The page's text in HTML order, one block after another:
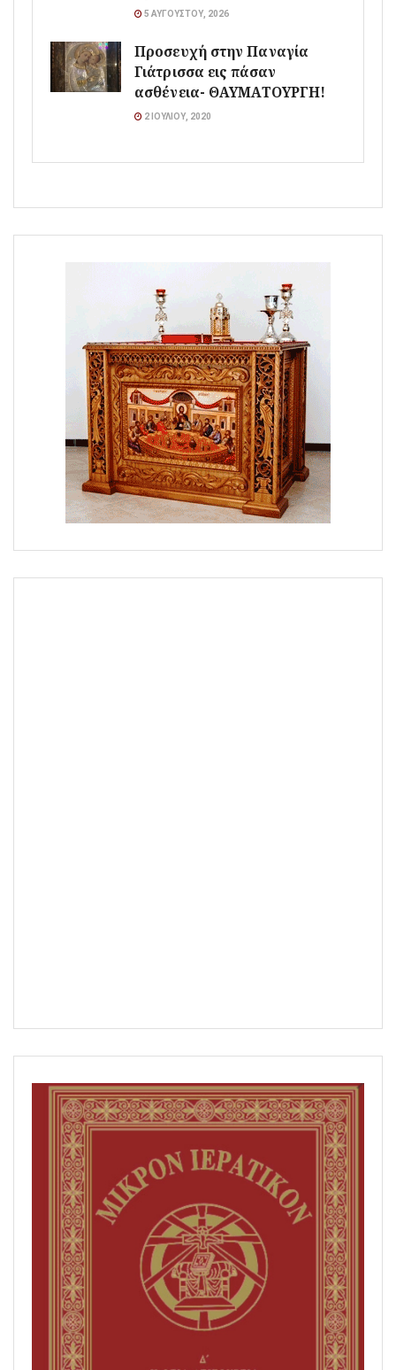
5 ΑΥΓΟΎΣΤΟΥ, 2026
Προσευχή στην Παναγία
Γιάτρισσα εις πάσαν
ασθένεια- ΘΑΥΜΑΤΟΥΡΓΗ!
2 ΙΟΥΛΊΟΥ, 2020